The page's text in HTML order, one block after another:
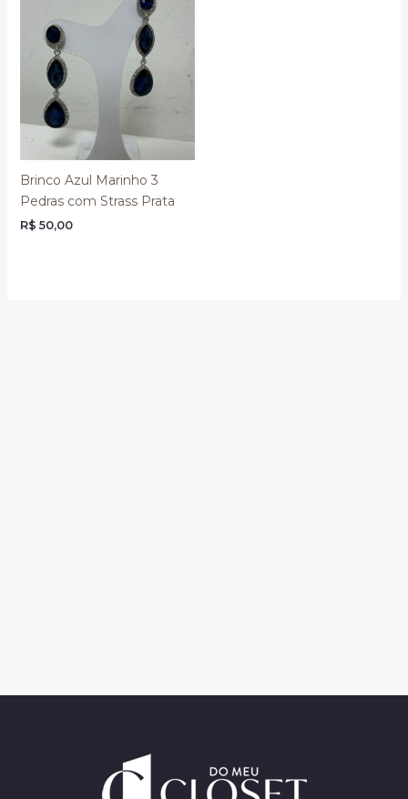
Brinco Azul Marinho 3
Pedras com Strass Prata
R$ 50,00